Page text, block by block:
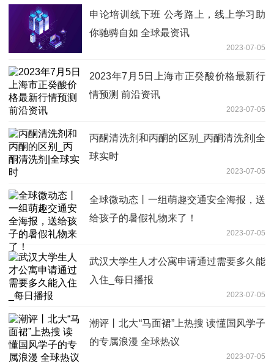
申论培训线下班 公考路上，线上学习助
你驰骋自如 全球最资讯
2023-07-05
2023年7月5日上海市正癸酸价格最新行
情预测 前沿资讯
2023-07-05
丙酮清洗剂和丙酮的区别_丙酮清洗剂|全
球实时
2023-07-05
全球微动态丨一组萌趣交通安全海报，送
给孩子的暑假礼物来了！
2023-07-05
武汉大学生人才公寓申请通过需要多久能
入住_每日播报
2023-07-05
潮评丨北大“马面裙”上热搜 读懂国风学子
的专属浪漫 全球热议
2023-07-05